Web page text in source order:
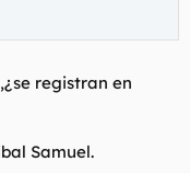
registran en
Samuel.